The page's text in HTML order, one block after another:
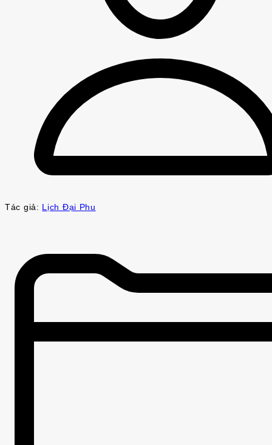
Tác giả: Lịch Đại Phu